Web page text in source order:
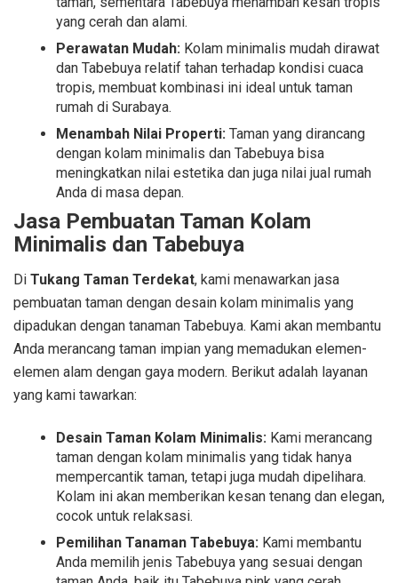
yang cerah dan alami.
Perawatan Mudah: Kolam minimalis mudah dirawat
dan Tabebuya relatif tahan terhadap kondisi cuaca
tropis, membuat kombinasi ini ideal untuk taman
rumah di Surabaya.
Menambah Nilai Properti: Taman yang dirancang
dengan kolam minimalis dan Tabebuya bisa
meningkatkan nilai estetika dan juga nilai jual rumah
Anda di masa depan.
Jasa Pembuatan Taman Kolam
Minimalis dan Tabebuya
Di Tukang Taman Terdekat, kami menawarkan jasa
pembuatan taman dengan desain kolam minimalis yang
dipadukan dengan tanaman Tabebuya. Kami akan membantu
Anda merancang taman impian yang memadukan elemen-
elemen alam dengan gaya modern. Berikut adalah layanan
yang kami tawarkan:
Desain Taman Kolam Minimalis: Kami merancang
taman dengan kolam minimalis yang tidak hanya
mempercantik taman, tetapi juga mudah dipelihara.
Kolam ini akan memberikan kesan tenang dan elegan,
cocok untuk relaksasi.
Pemilihan Tanaman Tabebuya: Kami membantu
Anda memilih jenis Tabebuya yang sesuai dengan